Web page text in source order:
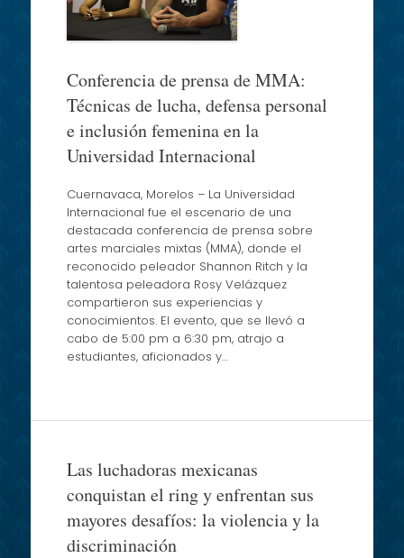
Conferencia de prensa de MMA:
Técnicas de lucha, defensa personal
e inclusión femenina en la
Universidad Internacional
Cuernavaca, Morelos – La Universidad
Internacional fue el escenario de una
destacada conferencia de prensa sobre
artes marciales mixtas (MMA), donde el
reconocido peleador Shannon Ritch y la
talentosa peleadora Rosy Velázquez
compartieron sus experiencias y
conocimientos. El evento, que se llevó a
cabo de 5:00 pm a 6:30 pm, atrajo a
estudiantes, aficionados y…
Las luchadoras mexicanas
conquistan el ring y enfrentan sus
mayores desafíos: la violencia y la
discriminación